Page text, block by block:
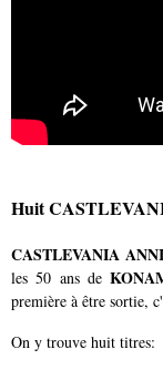
Huit
CASTLEVANIA
les 50 ans de
première à être sortie,
On y trouve huit titres: